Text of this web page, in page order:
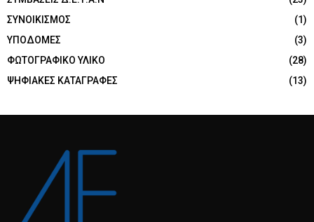
ΣΥΝΟΙΚΙΣΜΟΣ
(1)
ΥΠΟΔΟΜΕΣ
(3)
ΦΩΤΟΓΡΑΦΙΚΟ ΥΛΙΚΟ
(28)
ΨΗΦΙΑΚΕΣ ΚΑΤΑΓΡΑΦΕΣ
(13)